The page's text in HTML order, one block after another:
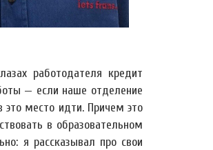
работодателя кредит
— если наше отделение
место идти. Причем это
в образовательном
я рассказывал про свои